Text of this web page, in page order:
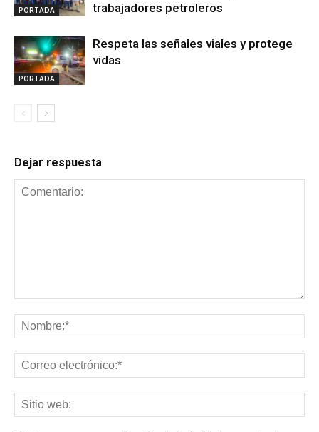
PORTADA
trabajadores petroleros
PORTADA
Respeta las señales viales y protege
vidas
Dejar respuesta